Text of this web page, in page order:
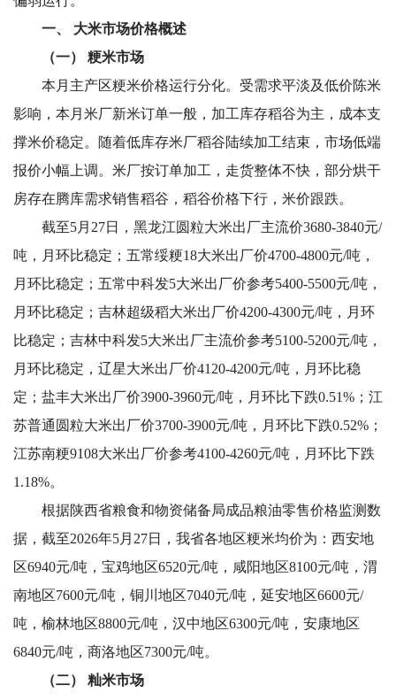
一、 大米市场价格概述
（一） 粳米市场
本月主产区粳米价格运行分化。受需求平淡及低价陈米
影响，本月米厂新米订单一般，加工库存稻谷为主，成本支
撑米价稳定。随着低库存米厂稻谷陆续加工结束，市场低端
报价小幅上调。米厂按订单加工，走货整体不快，部分烘干
房存在腾库需求销售稻谷，稻谷价格下行，米价跟跌。
截至5月27日，黑龙江圆粒大米出厂主流价3680-3840元/
吨 ，月环比稳定；五常绥粳18大米出厂价4700-4800元/吨 ，
月环比稳定；五常中科发5大米出厂价参考5400-5500元/吨 ，
月环比稳定；吉林超级稻大米出厂价4200-4300元/吨 ，月环
比稳定；吉林中科发5大米出厂主流价参考5100-5200元/吨 ，
月环比稳定，辽星大米出厂价4120-4200元/吨 ，月环比稳
定；盐丰大米出厂价3900-3960元/吨 ，月环比下跌0.51%；江
苏普通圆粒大米出厂价3700-3900元/吨 ，月环比下跌0.52%；
江苏南粳9108大米出厂价参考4100-4260元/吨，月环比下跌
1.18%。
根据陕西省粮食和物资储备局成品粮油零售价格监测数
据，截至2026年5月27日，我省各地区粳米均价为：西安地
区6940元/吨，宝鸡地区6520元/吨，咸阳地区8100元/吨，渭
南地区7600元/吨，铜川地区7040元/吨，延安地区6600元/
吨，榆林地区8800元/吨，汉中地区6300元/吨，安康地区
6840元/吨，商洛地区7300元/吨。
（二） 籼米市场